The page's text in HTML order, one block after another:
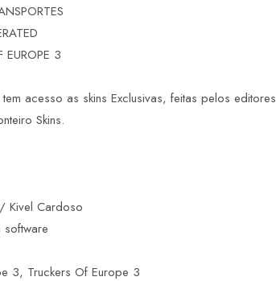
EUROPE 3
acesso as skins Exclusivas, feitas pelos editores
Skins.
Kivel Cardoso
software
3, Truckers Of Europe 3